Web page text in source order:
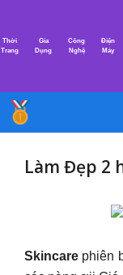
nội
Thời
Trang
Gia
Dụng
Công
Nghệ
Điện
Máy
Làm Đẹp 2
Skincare phiên